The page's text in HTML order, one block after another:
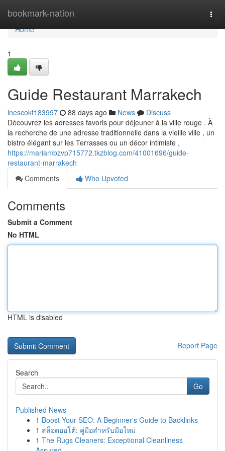
bookmark-nation
Home
Home
1
Guide Restaurant Marrakech
inescokt183997 88 days ago News
Discuss
Découvrez les adresses favoris pour déjeuner à la ville rouge . À
la recherche de une adresse traditionnelle dans la vieille ville , un
bistro élégant sur les Terrasses ou un décor intimiste ,
https://mariambzvp715772.tkzblog.com/41001696/guide-
restaurant-marrakech
Comments
Who Upvoted
Comments
Submit a Comment
No HTML
HTML is disabled
Report Page
Search
Go
Published News
1 Boost Your SEO: A Beginner's Guide to Backlinks
1 สล็อตออโต้: คู่มือสำหรับมือใหม่
1 The Rugs Cleaners: Exceptional Cleanliness